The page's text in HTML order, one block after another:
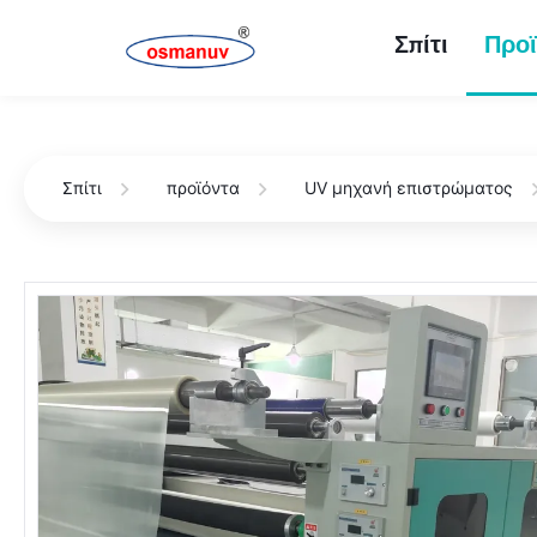
Σπίτι
Σπίτι προϊόντα UV μηχανή επιστρώματος